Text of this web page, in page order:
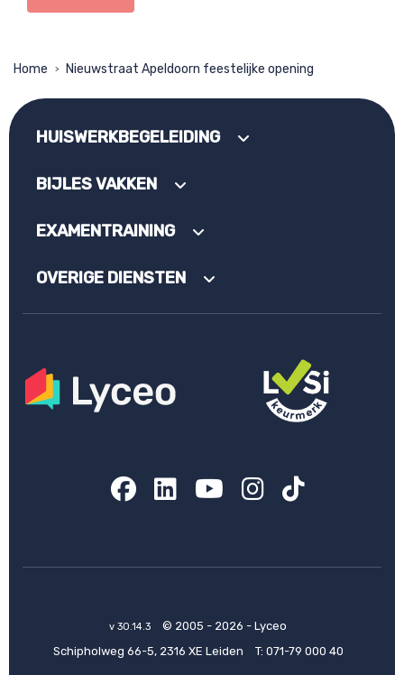
Home > Nieuwstraat Apeldoorn feestelijke opening
HUISWERKBEGELEIDING
BIJLES VAKKEN
EXAMENTRAINING
OVERIGE DIENSTEN
Facebook
LinkedIn
YouTube
Instagram
TikTok
v 30.14.3
© 2005 - 2026 - Lyceo
Schipholweg 66-5, 2316 XE Leiden
T: 071-79 000 40